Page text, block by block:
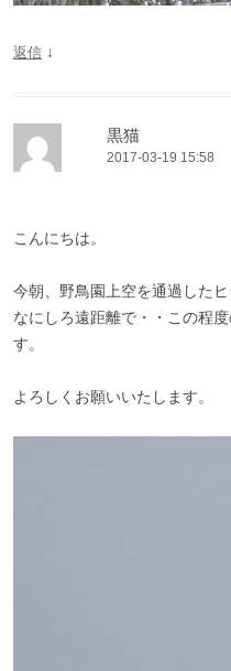
返信 ↓
黒猫
2017-03-19 15:58
こんにちは。
今朝、野鳥園上空を通過したヒ
なにしろ遠距離で・・この程
す。
よろしくお願いいたします。